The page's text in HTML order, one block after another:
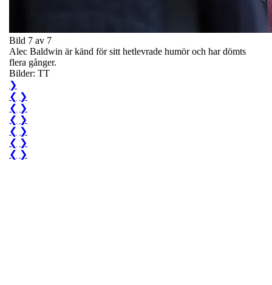
Bild 7 av 7
Alec Baldwin är känd för sitt hetlevrade humör och har dömts
flera gånger.
Bilder: TT
❯
❮ ❯
❮ ❯
❮ ❯
❮ ❯
❮ ❯
❮ ❯